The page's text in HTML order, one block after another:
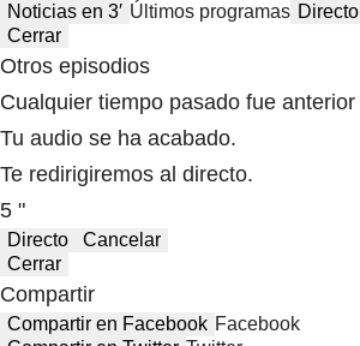
Noticias en 3′ Últimos programas Directo
Cerrar
Otros episodios
Cualquier tiempo pasado fue anterior
Tu audio se ha acabado.
Te redirigiremos al directo.
5 "
Directo
Cancelar
Cerrar
Compartir
Compartir en Facebook Facebook